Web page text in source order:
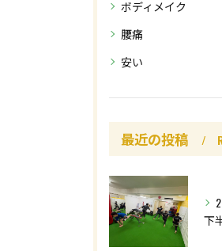
ボディメイク
腰痛
安い
最近の投稿